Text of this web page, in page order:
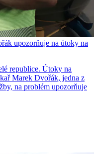
upozorňuje na útoky na
republice. Útoky na
Marek Dvořák, jedna z
na problém upozorňuje